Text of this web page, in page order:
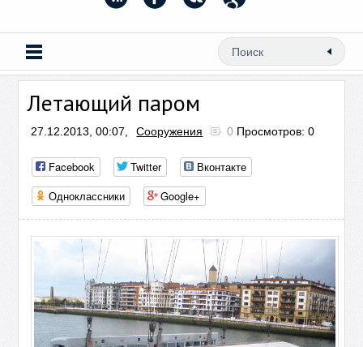
Летающий паром
27.12.2013, 00:07, Сооружения 0 Просмотров: 0
Facebook Twitter
Вконтакте
Одноклассники
Google+